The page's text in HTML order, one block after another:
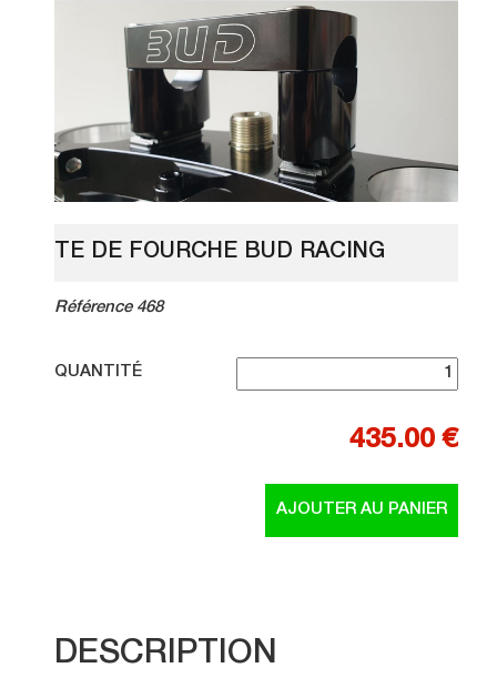
TE DE FOURCHE BUD RACING
Référence 468
QUANTITÉ
435.00 €
DESCRIPTION